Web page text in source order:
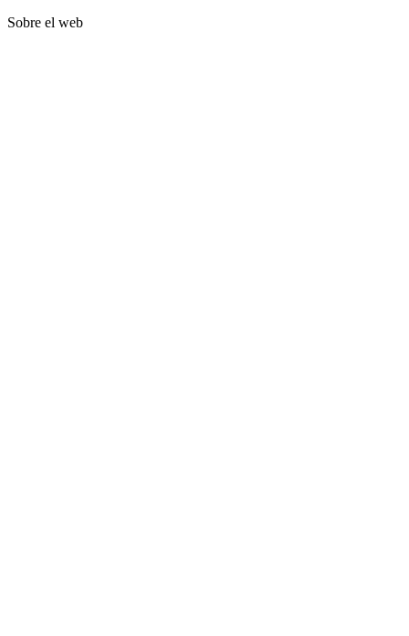
Sobre el web